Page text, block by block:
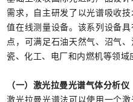
需求，自主研发了以光谱吸收
值在线测量设备。该系列设备
点，可满足石油天然气、沼气
瓷、化工、电厂和内燃机等领域
（一）激光拉曼光谱气体分析仪
激光拉曼光谱法可以使用一个